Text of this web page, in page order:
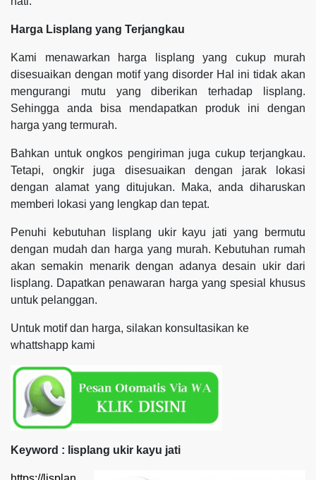
Harga Lisplang yang Terjangkau
Kami menawarkan harga lisplang yang cukup murah
disesuaikan dengan motif yang disorder Hal ini tidak akan
mengurangi mutu yang diberikan terhadap lisplang.
Sehingga anda bisa mendapatkan produk ini dengan
harga yang termurah.
Bahkan untuk ongkos pengiriman juga cukup terjangkau.
Tetapi, ongkir juga disesuaikan dengan jarak lokasi
dengan alamat yang ditujukan. Maka, anda diharuskan
memberi lokasi yang lengkap dan tepat.
Penuhi kebutuhan lisplang ukir kayu jati yang bermutu
dengan mudah dan harga yang murah. Kebutuhan rumah
akan semakin menarik dengan adanya desain ukir dari
lisplang. Dapatkan penawaran harga yang spesial khusus
untuk pelanggan.
Untuk motif dan harga, silakan konsultasikan ke
whattshapp kami
Keyword : lisplang ukir kayu jati